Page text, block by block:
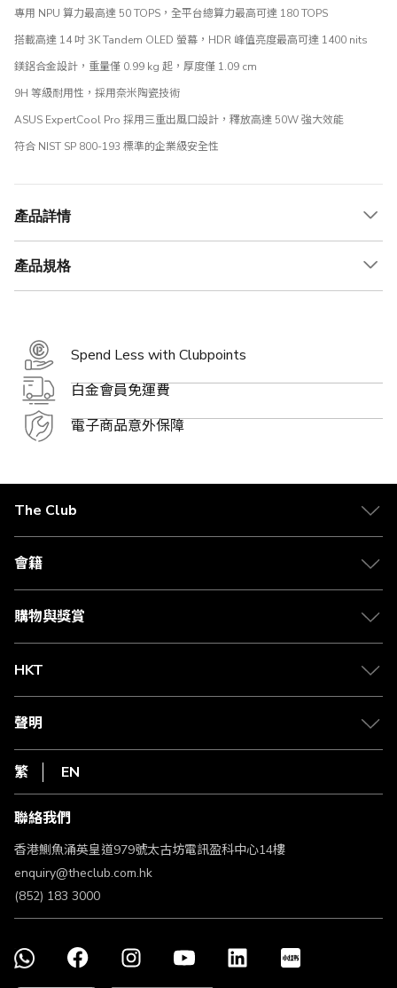
專用 NPU 算力最高達 50 TOPS，全平台總算力最高可達 180 TOPS
搭載高達 14 吋 3K Tandem OLED 螢幕，HDR 峰值亮度最高可達 1400 nits
鎂鋁合金設計，重量僅 0.99 kg 起，厚度僅 1.09 cm
9H 等級耐用性，採用奈米陶瓷技術
ASUS ExpertCool Pro 採用三重出風口設計，釋放高達 50W 強大效能
符合 NIST SP 800-193 標準的企業級安全性
產品詳情
產品規格
Spend Less with Clubpoints
白金會員免運費
電子商品意外保障
The Club
關於 The Club
合作夥伴
媒體中心
會籍
會籍及專屬禮遇
賺取積分
購物與獎賞
物流與配送
Club Shopping 商品領取站
常見問題
HKT
csl.
1010
HKT
聲明
私隱聲明
使用條款
條款及細則
不歧視及不騷擾聲明
認可牌照及通告
繁 EN
聯絡我們
香港鰂魚涌英皇道979號太古坊電訊盈科中心14樓
enquiry@theclub.com.hk
(852) 183 3000